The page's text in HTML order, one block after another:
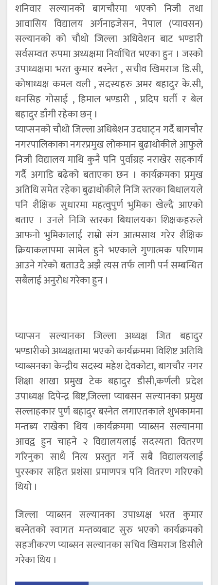
शनिवार सल्यानको बागचौरमा भएको निजी तथा
आवासिय विद्यालय अर्गनाइजेसन, नेपाल (प्यावसन)
सल्यानको को चौथो जिल्ला अधिवेशन बाट भण्डारी
सर्वसम्वत रुपमा अध्यक्षमा निर्वाचित भएका हुन । जस्को
उपाध्यक्षमा भरत कुमार बस्नेत , सचीव खिमराज डि.सी,
कोषाध्यक्ष कमल वली , सदस्यहरु अमर बहादुर के.सी,
धनसिह गोसाई , हिमाल भण्डारी , प्रदिप घर्ती र बेल
बहादुर डाँगी रहेका छन् ।
प्याप्सनको चौथो जिल्ला अधिबेशन उदघाट्न गर्दै बागचौर
नगरपालिकाका नगरप्रमुख लोकमान बुढाथोकीले आफुले
निजी विद्यालय माथि कुनै पनि पुर्वाग्रह नराखेर सहकार्य
गर्दै अगाडि बढेको बताएका छन । कार्यक्रमका प्रमुख
अतिथि समेत रहेका बुढाथोकीले निजि स्तरका बिधालयले
पनि शैक्षिक सुधारमा महत्वुपुर्ण भुमिका खेल्दै आएको
बताए । उनले निजि स्तरका बिधालयका शिक्षकहरुले
आफनो भुमिकालाई राम्रो संग आत्मसाथ गरेर शैक्षिक
क्रियाकलापमा सामेल हुने भएकाले गुणात्मक परिणाम
आउने गरेको बताउदै अझै त्यस तर्फ लागी पर्न सम्बन्धित
सबैलाई अनुरोध गरेका हुन ।
प्याप्सन सल्यानका जिल्ला अध्यक्ष जित बहादुर
भण्डारीको अध्यक्षतामा भएको कार्यक्रममा विशिष्ट अतिथि
प्याब्सनका केन्द्रीय सदस्य महेश देवकोटा, बागचौर नगर
शिक्षा शाखा प्रमुख टेक बहादुर डीसी,कर्णली प्रदेश
उपाध्यक्ष दिपेन्द्र बिष्ट,जिल्ला प्याबसन सल्यानका प्रमुख
सल्लाहकार पुर्ण बहादुर बस्नेत लगाएतकाले शुभकामना
मन्तब्य राखेका थिय ।कार्यक्रममा प्याब्सन सल्यानमा
आवद्व हुन चाहने २ विद्यालयलाई सदस्यता वितरण
गरिनुका साथै नित्य प्रस्तुत गर्ने सबै विद्यालयलाई
पुरस्कार सहित प्रशंसा प्रमाणपत्र पनि वितरण गरिएको
थियोे ।
जिल्ला प्याब्सन सल्यानका उपाध्यक्ष भरत कुमार
बस्नेतको स्वागत मन्तव्यबाट सुरु भएको कार्यक्रमको
सहजीकरण प्याब्सन सल्यानका सचिव खिमराज डिसीले
गरेका थिय ।